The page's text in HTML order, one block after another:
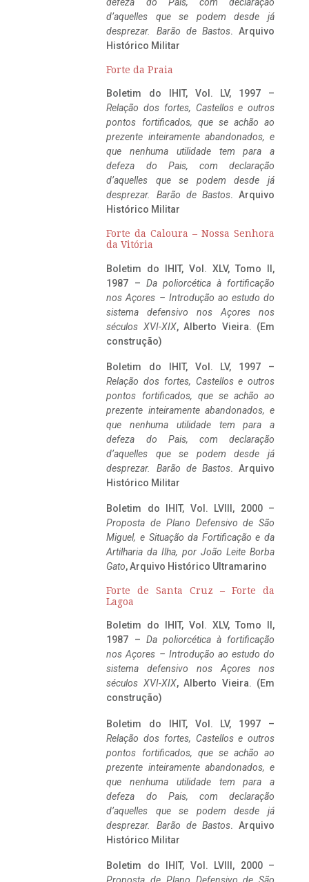
d’aquelles que se podem desde já
desprezar. Barão de Bastos. Arquivo
Histórico Militar
Forte da Praia
Boletim do IHIT, Vol. LV, 1997 –
Relação dos fortes, Castellos e outros
pontos fortificados, que se achão ao
prezente inteiramente abandonados, e
que nenhuma utilidade tem para a
defeza do Pais, com declaração
d’aquelles que se podem desde já
desprezar. Barão de Bastos. Arquivo
Histórico Militar
Forte da Caloura – Nossa Senhora
da Vitória
Boletim do IHIT, Vol. XLV, Tomo II,
1987 – Da poliorcética à fortificação
nos Açores – Introdução ao estudo do
sistema defensivo nos Açores nos
séculos XVI-XIX, Alberto Vieira. (Em
construção)
Boletim do IHIT, Vol. LV, 1997 –
Relação dos fortes, Castellos e outros
pontos fortificados, que se achão ao
prezente inteiramente abandonados, e
que nenhuma utilidade tem para a
defeza do Pais, com declaração
d’aquelles que se podem desde já
desprezar. Barão de Bastos. Arquivo
Histórico Militar
Boletim do IHIT, Vol. LVIII, 2000 –
Proposta de Plano Defensivo de São
Miguel, e Situação da Fortificação e da
Artilharia da Ilha, por João Leite Borba
Gato, Arquivo Histórico Ultramarino
Forte de Santa Cruz – Forte da
Lagoa
Boletim do IHIT, Vol. XLV, Tomo II,
1987 – Da poliorcética à fortificação
nos Açores – Introdução ao estudo do
sistema defensivo nos Açores nos
séculos XVI-XIX, Alberto Vieira. (Em
construção)
Boletim do IHIT, Vol. LV, 1997 –
Relação dos fortes, Castellos e outros
pontos fortificados, que se achão ao
prezente inteiramente abandonados, e
que nenhuma utilidade tem para a
defeza do Pais, com declaração
d’aquelles que se podem desde já
desprezar. Barão de Bastos. Arquivo
Histórico Militar
Boletim do IHIT, Vol. LVIII, 2000 –